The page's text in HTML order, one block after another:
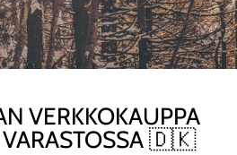
VERKKOKAUPPA
VARASTOSSA 🇩🇰